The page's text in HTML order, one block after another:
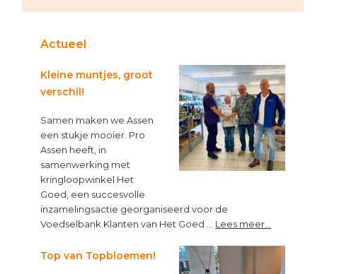
Actueel
Kleine muntjes, groot
verschil!
Samen maken we Assen
een stukje mooier. Pro
Assen heeft, in
samenwerking met
kringloopwinkel Het
Goed, een succesvolle
inzamelingsactie georganiseerd voor de
Voedselbank.Klanten van Het Goed … Lees meer...
muntjes,
groot
Top van Topbloemen!